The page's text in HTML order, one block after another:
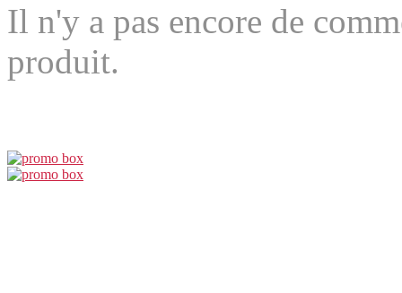
Il n'y a pas encore de
produit.